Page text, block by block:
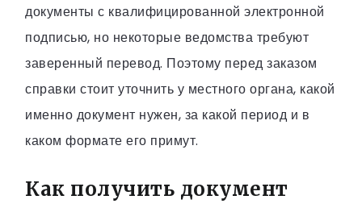
документы с квалифицированной электронной
подписью, но некоторые ведомства требуют
заверенный перевод. Поэтому перед заказом
справки стоит уточнить у местного органа, какой
именно документ нужен, за какой период и в
каком формате его примут.
Как получить документ